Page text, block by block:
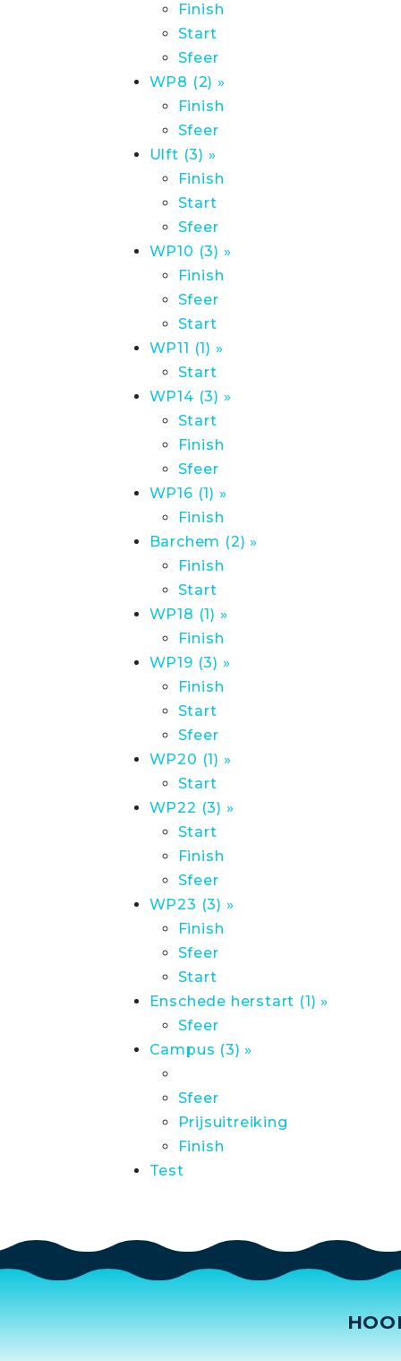
Finish
Start
Sfeer
WP8 (2) »
Finish
Sfeer
Ulft (3) »
Finish
Start
Sfeer
WP10 (3) »
Finish
Sfeer
Start
WP11 (1) »
Start
WP14 (3) »
Start
Finish
Sfeer
WP16 (1) »
Finish
Barchem (2) »
Finish
Start
WP18 (1) »
Finish
WP19 (3) »
Finish
Start
Sfeer
WP20 (1) »
Start
WP22 (3) »
Start
Finish
Sfeer
WP23 (3) »
Finish
Sfeer
Start
Enschede herstart (1) »
Sfeer
Campus (3) »
Sfeer
Prijsuitreiking
Finish
Test